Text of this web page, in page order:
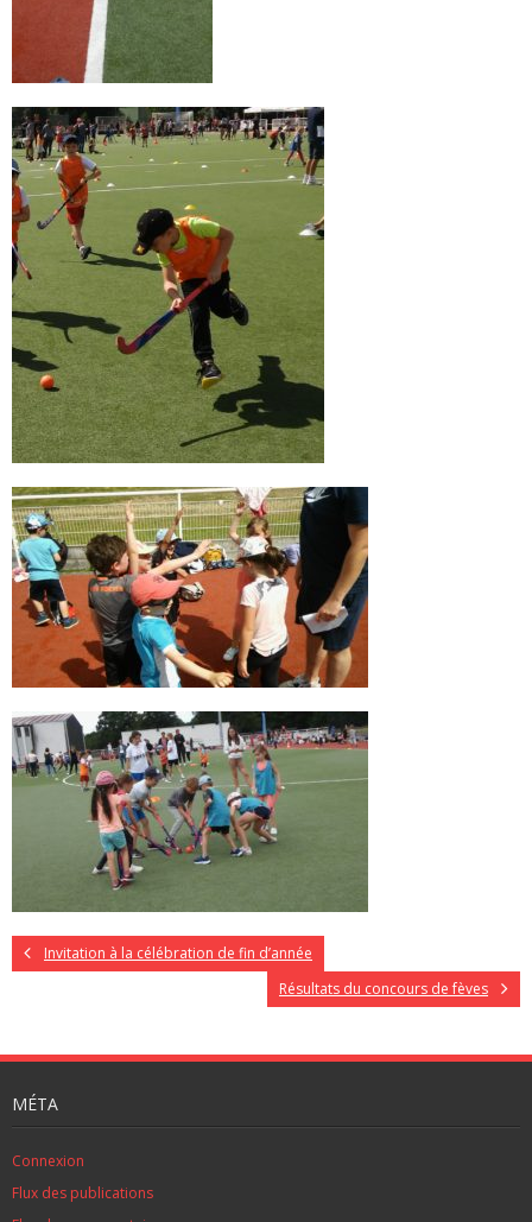
Invitation à la célébration de fin d’année
Résultats du concours de fèves
MÉTA
Connexion
Flux des publications